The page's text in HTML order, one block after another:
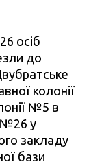
осіб
до
колонії
№5 в
№26 у
закладу
бази